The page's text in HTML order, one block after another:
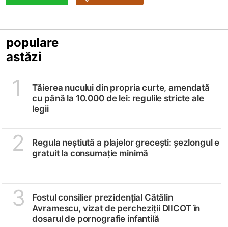
populare
astăzi
1
Tăierea nucului din propria curte, amendată
cu până la 10.000 de lei: regulile stricte ale
legii
2
Regula neștiută a plajelor grecești: șezlongul e
gratuit la consumație minimă
3
Fostul consilier prezidențial Cătălin
Avramescu, vizat de percheziții DIICOT în
dosarul de pornografie infantilă